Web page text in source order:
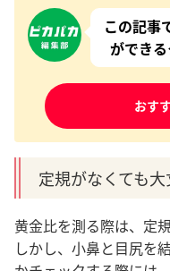
この記事
ができ
おす
定規がなくても大
黄金比を測る際は、定
しかし、小鼻と目尻を